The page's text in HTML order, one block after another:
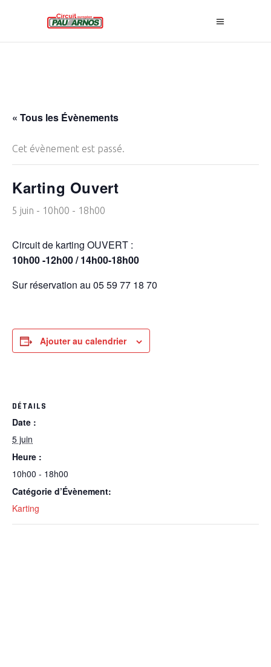
« Tous les Évènements
Cet évènement est passé.
Karting Ouvert
5 juin - 10h00 - 18h00
Circuit de karting OUVERT :
10h00 -12h00 / 14h00-18h00
Sur réservation au 05 59 77 18 70
Ajouter au calendrier
DÉTAILS
Date :
5 juin
Heure :
10h00 - 18h00
Catégorie d’Évènement:
Karting